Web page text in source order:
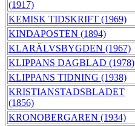
(1917)
KEMISK TIDSKRIFT (1969)
KINDAPOSTEN (1894)
KLARÄLVSBYGDEN (1967)
KLIPPANS DAGBLAD (1978)
KLIPPANS TIDNING (1938)
KRISTIANSTADSBLADET
(1856)
KRONOBERGAREN (1934)